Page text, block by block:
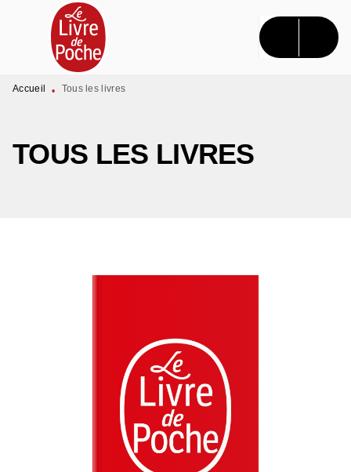
MENU RECHERCHE CONTENU
PIED DE PAGE
Accueil • Tous les livres
TOUS LES LIVRES